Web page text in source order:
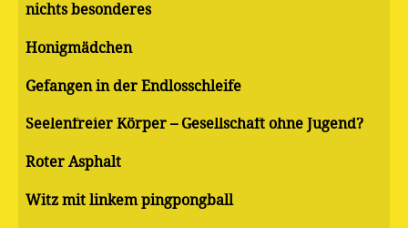
nichts besonderes
Honigmädchen
Gefangen in der Endlosschleife
Seelenfreier Körper – Gesellschaft ohne Jugend?
Roter Asphalt
Witz mit linkem pingpongball